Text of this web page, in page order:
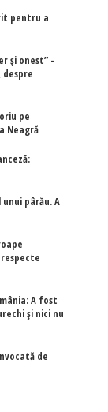
pentru a
și onest” -
despre
pe
Neagră
pârău. A
A fost
și nici nu
de